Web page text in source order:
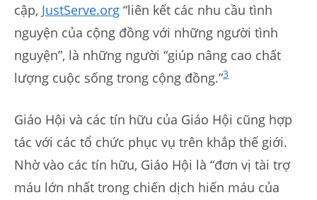
cập, JustServe.org “liên kết các nhu cầu tình
nguyện của cộng đồng với những người tình
nguyện”, là những người “giúp nâng cao chất
lượng cuộc sống trong cộng đồng.”3
Giáo Hội và các tín hữu của Giáo Hội cũng hợp
tác với các tổ chức phục vụ trên khắp thế giới.
Nhờ vào các tín hữu, Giáo Hội là “đơn vị tài trợ
máu lớn nhất trong chiến dịch hiến máu của